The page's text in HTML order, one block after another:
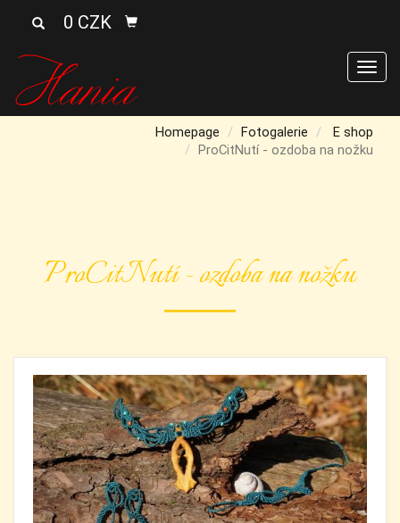
0 CZK
Homepage Fotogalerie
E shop
ProCitNutí - ozdoba na nožku
ProCitNutí - ozdoba na nožku